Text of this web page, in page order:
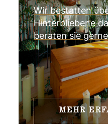
Wir bestatten
Hinterbliebene
beraten sie
MEHR